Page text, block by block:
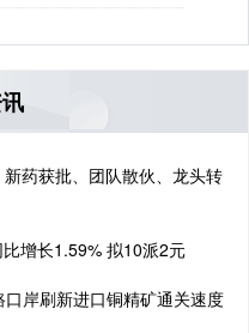
药获批、团队散伙、龙头转
增长1.59% 拟10派2元
岸刷新进口铜精矿通关速度